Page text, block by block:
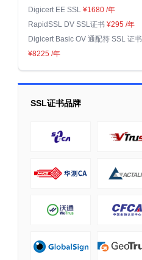
Digicert EE SSL ¥1680 /年
RapidSSL DV SSL证书 ¥295 /年
Digicert Basic OV 通配符 SSL 证书
¥8225 /年
SSL证书品牌